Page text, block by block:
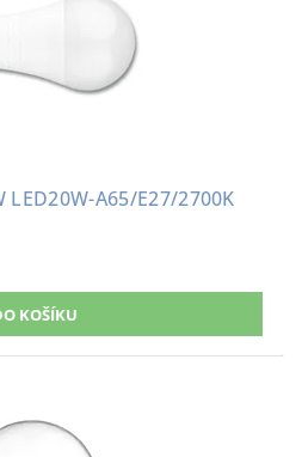
LED20W-A65/E27/2700K